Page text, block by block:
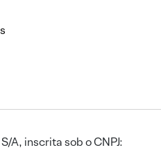
A, inscrita sob o CNPJ: